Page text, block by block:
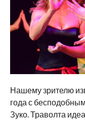
Нашему зрителю
года с
Зуко. Траволта